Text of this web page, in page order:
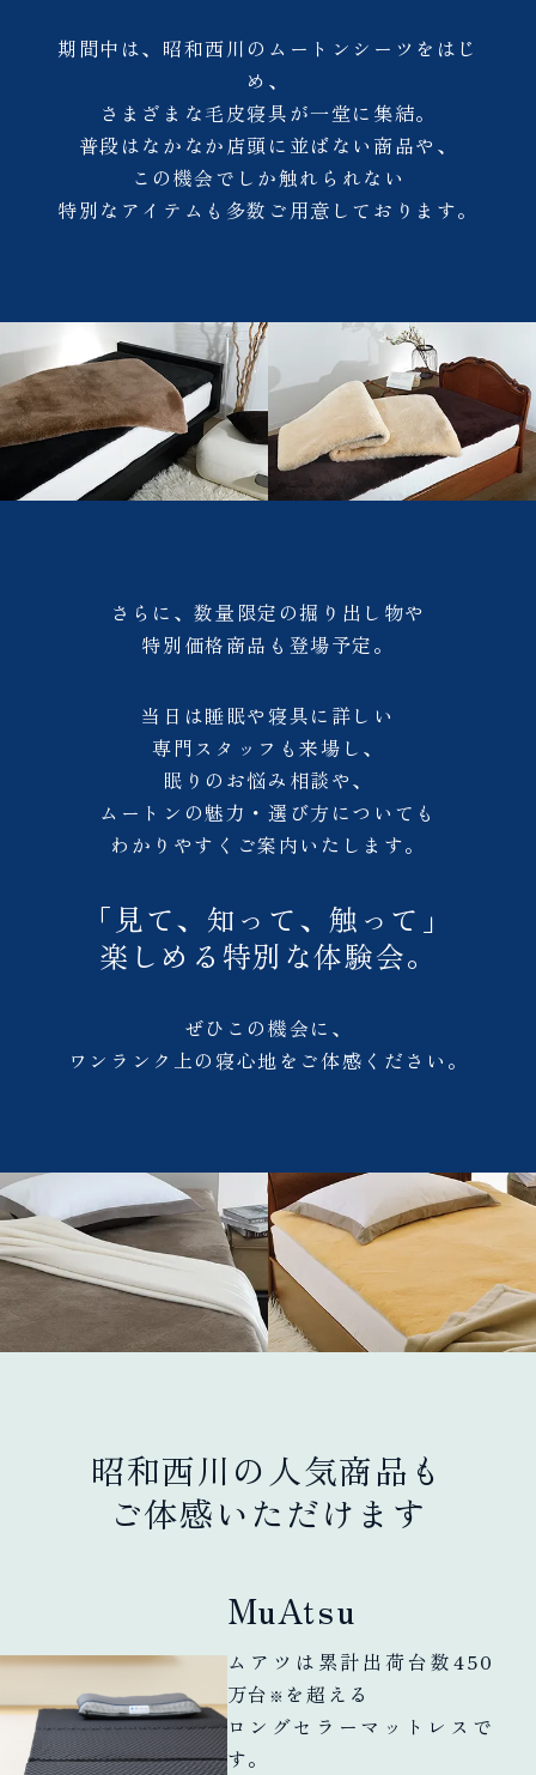
期間中は、昭和西川のムートンシーツをはじ
め、
さまざまな毛皮寝具が一堂に集結。
普段はなかなか店頭に並ばない商品や、
この機会でしか触れられない
特別なアイテムも多数ご用意しております。
さらに、数量限定の掘り出し物や
特別価格商品も登場予定。
当日は睡眠や寝具に詳しい
専門スタッフも来場し、
眠りのお悩み相談や、
ムートンの魅力・選び方についても
わかりやすくご案内いたします。
「見て、知って、触って」
楽しめる特別な体験会。
ぜひこの機会に、
ワンランク上の寝心地をご体感ください。
昭和西川の人気商品も
ご体感いただけます
MuAtsu
ムアツは累計出荷台数450
万台 ※ を超える
ロングセラーマットレスで
す。